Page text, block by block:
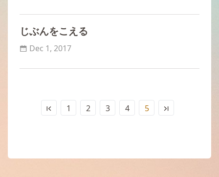
じぶんをこえる
Dec 1, 2017
1 2 3 4 5